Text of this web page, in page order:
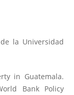
la Universidad
in Guatemala.
Bank Policy